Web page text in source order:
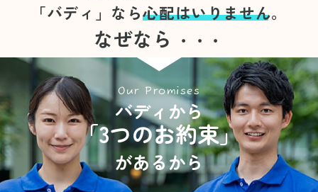
「バディ」なら心配はいりません。
なぜなら ・・・
Our Promises
バディから
「3つのお約束」
があるから